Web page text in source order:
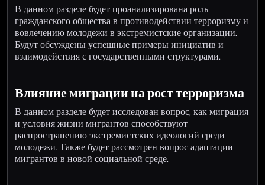
В данном разделе будет проанализирована роль
гражданского общества в противодействии терроризму и
вовлечению молодежи в экстремистские организации.
Будут обсуждены успешные примеры инициатив и
взаимодействия с государственными структурами.
Влияние миграции на рост терроризма
В данном разделе будет исследован вопрос, как миграция
и условия жизни мигрантов способствуют
распространению экстремистских идеологий среди
молодежи. Также будет рассмотрен вопрос адаптации
мигрантов в новой социальной среде.